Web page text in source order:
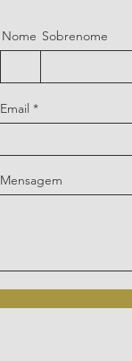
Nome Sobrenome
Email
Mensagem